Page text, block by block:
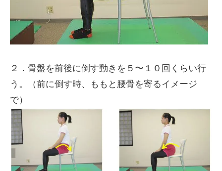
２．骨盤を前後に倒す動きを５〜１０回くらい行
う。（前に倒す時、ももと腰骨を寄るイメージ
で）